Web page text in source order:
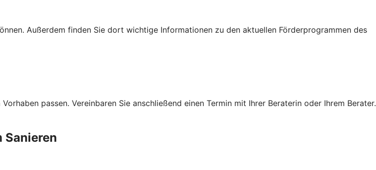
Außerdem finden Sie dort wichtige Informationen zu den aktuellen Förderprogrammen des
passen. Vereinbaren Sie anschließend einen Termin mit Ihrer Beraterin oder Ihrem Berater.
Sanieren